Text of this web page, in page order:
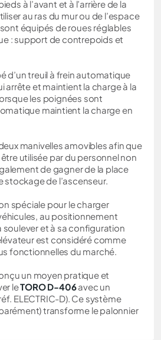
à l’avant et à l’arrière de la
au ras du mur ou de l’espace
équipés de roues réglables
: support de contrepoids et
d’un treuil à frein automatique
arrête et maintient la charge à la
les poignées sont
maintient la charge en
manivelles amovibles afin que
utilisée par du personnel non
de gagner de la place
stockage de l’ascenseur.
spéciale pour le charger
au positionnement
soulever et à sa configuration
est considéré comme
fonctionnelles du marché.
un moyen pratique et
leTORO D-406avec un
ELECTRIC-D). Ce système
transforme le palonnier